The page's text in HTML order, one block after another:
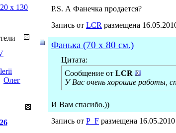
P.S. А Фанечка продается?
Запись от LCR размещена
Фанька (70 х 80 см.)
Цитата:
Сообщение от LCR
У Вас очень хорошие работы,
И Вам спасибо.))
Запись от P_F размещена
х 130
Олег